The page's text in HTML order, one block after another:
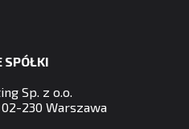
SPÓŁKI
Sp. z o.o.
230 Warszawa